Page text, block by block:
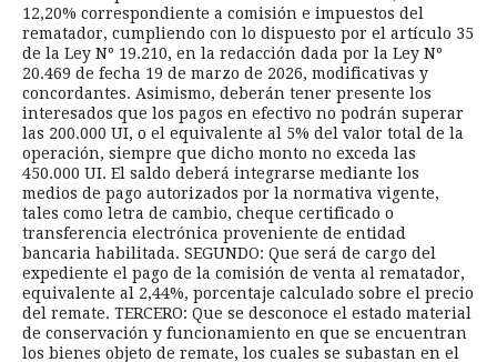
12,20% correspondiente a comisión e impuestos del
rematador, cumpliendo con lo dispuesto por el artículo 35
de la Ley Nº 19.210, en la redacción dada por la Ley Nº
20.469 de fecha 19 de marzo de 2026, modificativas y
concordantes. Asimismo, deberán tener presente los
interesados que los pagos en efectivo no podrán superar
las 200.000 UI, o el equivalente al 5% del valor total de la
operación, siempre que dicho monto no exceda las
450.000 UI. El saldo deberá integrarse mediante los
medios de pago autorizados por la normativa vigente,
tales como letra de cambio, cheque certificado o
transferencia electrónica proveniente de entidad
bancaria habilitada. SEGUNDO: Que será de cargo del
expediente el pago de la comisión de venta al rematador,
equivalente al 2,44%, porcentaje calculado sobre el precio
del remate. TERCERO: Que se desconoce el estado material
de conservación y funcionamiento en que se encuentran
los bienes objeto de remate, los cuales se subastan en el